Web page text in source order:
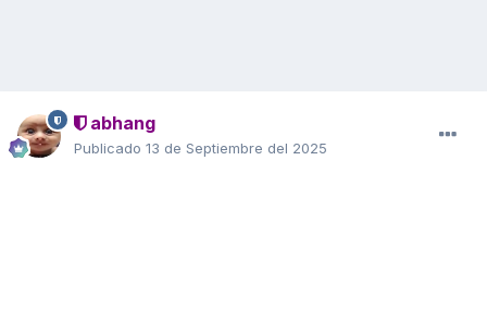
abhang
Publicado 13 de Septiembre del 2025